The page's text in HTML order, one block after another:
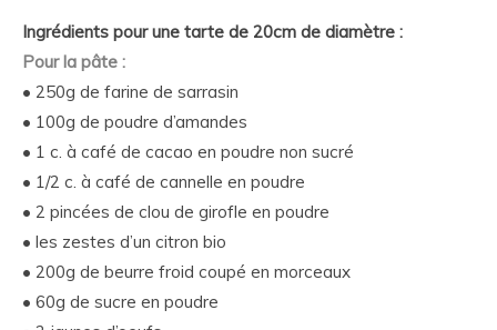
Ingrédients pour une tarte de 20cm de diamètre :
Pour la pâte :
• 250g de farine de sarrasin
• 100g de poudre d’amandes
• 1 c. à café de cacao en poudre non sucré
• 1/2 c. à café de cannelle en poudre
• 2 pincées de clou de girofle en poudre
• les zestes d’un citron bio
• 200g de beurre froid coupé en morceaux
• 60g de sucre en poudre